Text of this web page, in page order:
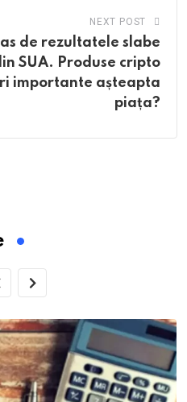
NEXT POST
de rezultatele slabe
SUA. Produse cripto
importante așteapta
piața?